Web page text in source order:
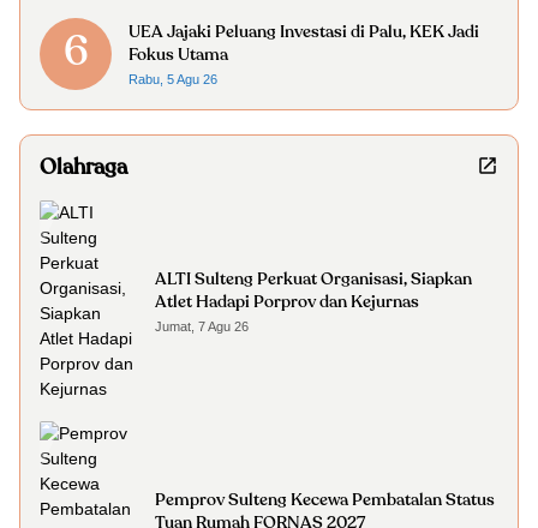
6
UEA Jajaki Peluang Investasi di Palu, KEK Jadi
Fokus Utama
Rabu, 5 Agu 26
Olahraga
ALTI Sulteng Perkuat Organisasi, Siapkan
Atlet Hadapi Porprov dan Kejurnas
Jumat, 7 Agu 26
Pemprov Sulteng Kecewa Pembatalan Status
Tuan Rumah FORNAS 2027